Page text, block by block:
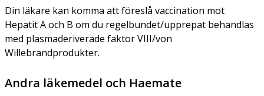
Din läkare kan komma att föreslå vaccination mot
Hepatit A och B om du regelbundet/upprepat behandlas
med plasmaderiverade faktor VIII/von
Willebrandprodukter.
Andra läkemedel och Haemate